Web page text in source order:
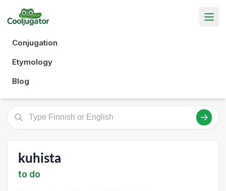
Conjugation
Etymology
Blog
kuhista
to do